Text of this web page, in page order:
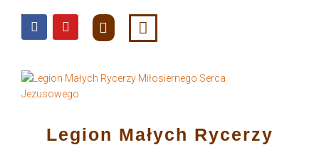
treści
Legion Małych Rycerzy